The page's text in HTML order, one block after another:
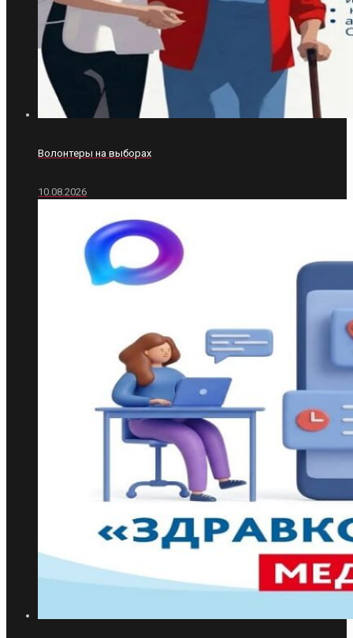
Волонтеры на выборах
10.08.2026